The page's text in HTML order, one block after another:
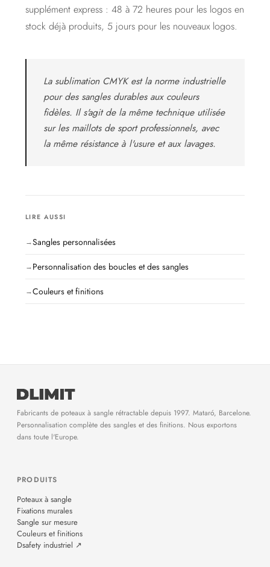
supplément express : 48 à 72 heures pour les logos en
stock déjà produits, 5 jours pour les nouveaux logos.
La sublimation CMYK est la norme industrielle
pour des sangles durables aux couleurs
fidèles. Il s'agit de la même technique utilisée
sur les maillots de sport professionnels, avec
la même résistance à l'usure et aux lavages.
LIRE AUSSI
Sangles personnalisées
Personnalisation des boucles et des sangles
Couleurs et finitions
Fabricants de poteaux à sangle rétractable depuis 1997. Mataró, Barcelone.
Personnalisation complète des sangles et des finitions. Nous exportons
dans toute l'Europe.
PRODUITS
Poteaux à sangle
Fixations murales
Sangle sur mesure
Couleurs et finitions
Dsafety industriel ↗